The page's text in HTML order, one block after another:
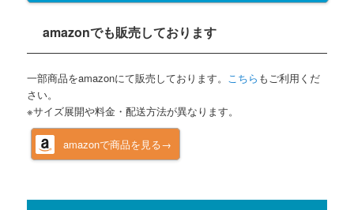
amazonでも販売しております
一部商品をamazonにて販売しております。 こちら もご利用くだ
さい。
※サイズ展開や料金・配送方法が異なります。
amazonで商品を見る→